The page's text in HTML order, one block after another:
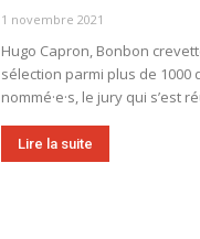
1 novembre 2021
Hugo Capron, Bonbon
sélection parmi plus de 1000
nommé·e·s, le jury qui s’est
Lire la suite